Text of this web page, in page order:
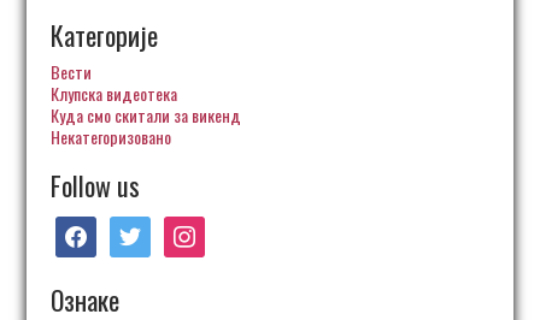
Категорије
Вести
Клупска видеотека
Куда смо скитали за викенд
Некатегоризовано
Follow us
facebooktwitter instagram
Ознаке